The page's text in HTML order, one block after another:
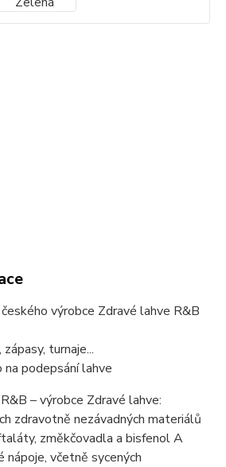
výrobce Zdravé lahve R&B
turnaje...
podepsání lahve
– výrobce Zdravé lahve:
zdravotně nezávadných materiálů
změkčovadla a bisfenol A
nápoje, včetně sycených